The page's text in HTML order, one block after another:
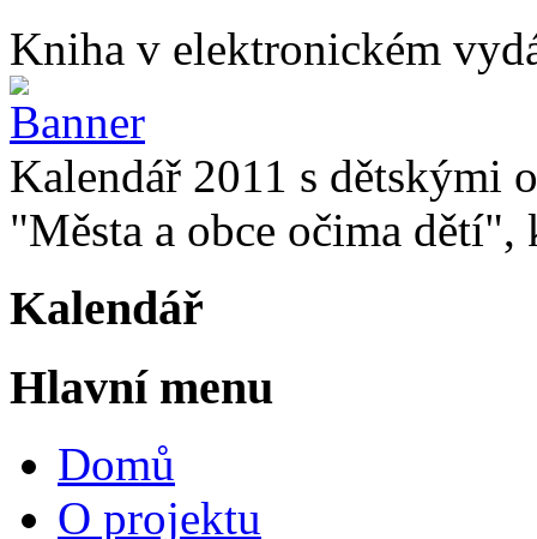
Kniha v elektronickém
Kalendář 2011 s dětskými
"Města a obce očima
Kalendář
Hlavní menu
Domů
O projektu